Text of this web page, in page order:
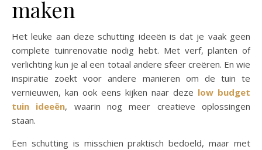
maken
Het leuke aan deze schutting ideeën is dat je vaak geen
complete tuinrenovatie nodig hebt. Met verf, planten of
verlichting kun je al een totaal andere sfeer creëren. En wie
inspiratie zoekt voor andere manieren om de tuin te
vernieuwen, kan ook eens kijken naar deze low budget
tuin ideeën, waarin nog meer creatieve oplossingen
staan.
Een schutting is misschien praktisch bedoeld, maar met